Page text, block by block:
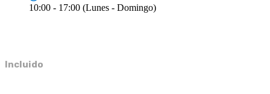
10:00 - 17:00 (Lunes - Domingo)
Incluido